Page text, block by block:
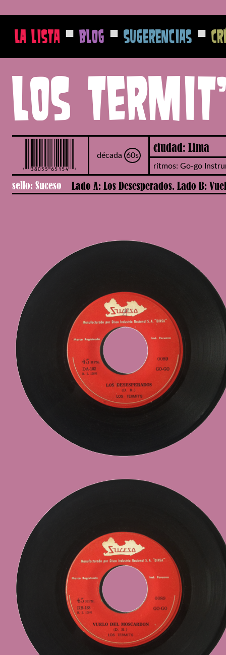
La Lista ■ Blog ■ Sugerencias ■
Los
década 60s
ciudad: Lima
ritmos: Go-go
sello: Suceso Lado A: Los Desesperados. Lado B: